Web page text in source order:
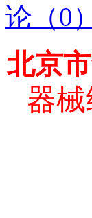
论（0）
北京
器